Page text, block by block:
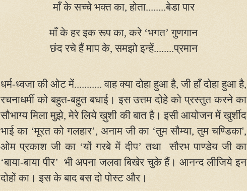
माँ के सच्चे भक्त का,होता........बेडा पार
माँ के हर इक रूप का,करे ‘भगत’ गुणगान
छंद रचे हैं माप के,समझो इन्हें........प्रमान
धर्म-ध्वजा की ओट में........... वाह क्या दोहा हुआ है,जी हाँ दोहा हुआ है,
रचनाधर्मी को बहुत-बहुत बधाई। इस उत्तम दोहे को प्रस्तुत करने का
सौभाग्य मिला मुझे,मेरे लिये ख़ुशी की बात है। इसी आयोजन में खुर्शीद
भाई का ‘मूरत को गलहार’, अनाम जी का ‘तुम सौम्या,तुम चण्डिका',
ओम प्रकाश जी का ‘यों गरबे में दीप’ तथा सौरभ पाण्डेय जी का
‘बाया-बाया पीर’ भी अपना जलवा बिखेर चुके हैं। आनन्द लीजिये इन
दोहों का। इस के बाद बस दो पोस्ट और।